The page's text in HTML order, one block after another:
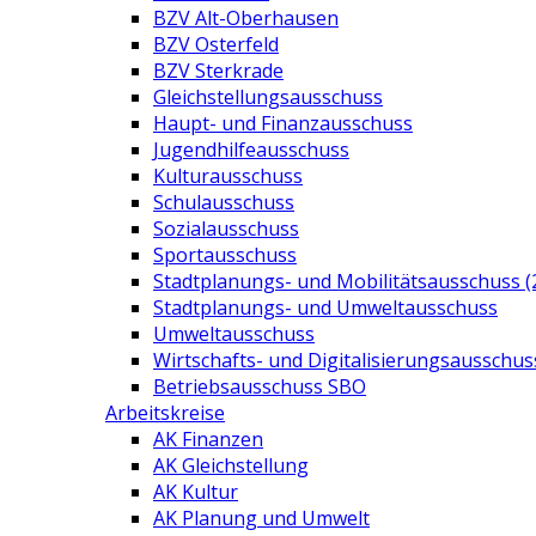
BZV Alt-Oberhausen
BZV Osterfeld
BZV Sterkrade
Gleichstellungsausschuss
Haupt- und Finanzausschuss
Jugendhilfeausschuss
Kulturausschuss
Schulausschuss
Sozialausschuss
Sportausschuss
Stadtplanungs- und Mobilitätsausschuss
Stadtplanungs- und Umweltausschuss
Umweltausschuss
Wirtschafts- und
Betriebsausschuss SBO
Arbeitskreise
AK Finanzen
AK Gleichstellung
AK Kultur
AK Planung und Umwelt